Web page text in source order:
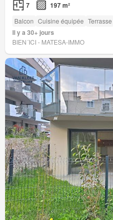
7 197 m²
Balcon Cuisine équipée Terrasse
Il y a 30+ jours
BIEN´ICI - MATESA-IMMO